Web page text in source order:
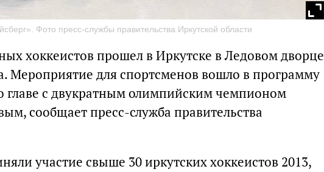
Фото пресс-службы правительства Иркутской области
хоккеистов прошел в Иркутске в Ледовом дворце
Мероприятие для спортсменов вошло в программу
главе с двукратным олимпийским чемпионом
сообщает пресс-служба правительства
участие свыше 30 иркутских хоккеистов 2013,